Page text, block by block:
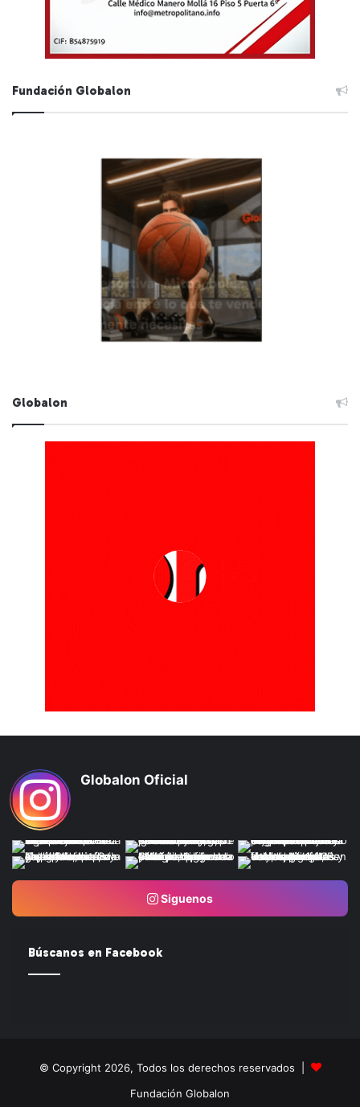
Fundación Globalon
Globalon
Globalon Oficial
Siguenos
Búscanos en Facebook
© Copyright 2026, Todos los derechos reservados |
Fundación Globalon